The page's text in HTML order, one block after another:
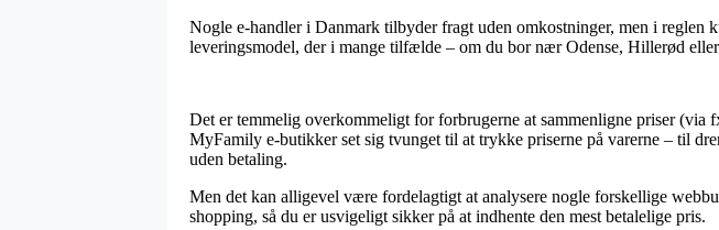
Nogle e-handler i Danmark tilbyder fragt uden omkostninger, men i reglen
leveringsmodel, der i mange tilfælde – om du bor nær Odense, Hillerød
Det er temmelig overkommeligt for forbrugerne at sammenligne priser (via
MyFamily e-butikker set sig tvunget til at trykke priserne på varerne – til
uden betaling.
Men det kan alligevel være fordelagtigt at analysere nogle forskellige
shopping, så du er usvigeligt sikker på at indhente den mest betalelige pris.